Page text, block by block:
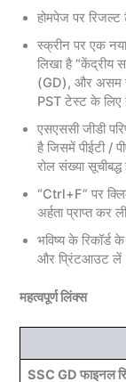
होमपेज पर
स्क्रीन पर एक
लिखा है “केंद्रीय
(GD), और असम
PST टेस्ट के लिए
एसएससी जीडी
है जिसमें पीईटी /
रोल संख्या सूचीबद्ध
“Ctrl+F” पर
अर्हता प्राप्त कर
भविष्य के रिकॉर्ड
और प्रिंटआउट
महत्वपूर्ण लिंक्स
SSC GD फाइनल